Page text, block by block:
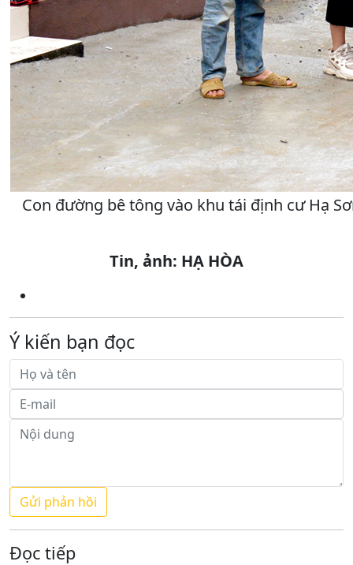
Con đường bê tông vào khu tái định cư Hạ
Tin, ảnh: HẠ HÒA
Ý kiến bạn đọc
Đọc tiếp